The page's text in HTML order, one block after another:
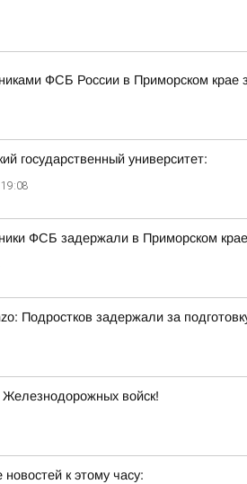
ФСБ России в Приморском крае
государственный университет:
19:08
ФСБ задержали в Приморском
Подростков задержали за
войск!
к этому часу: